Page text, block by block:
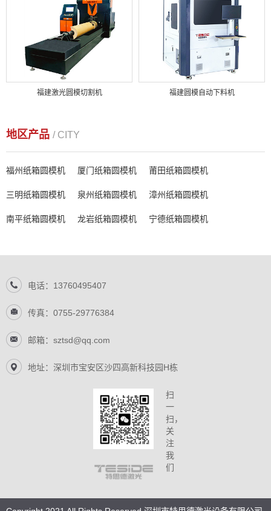
福建激光圆模切割机 福建圆模自动下料机
地区产品 / CITY
福州纸箱圆模机 厦门纸箱圆模机 莆田纸箱圆模机
三明纸箱圆模机 泉州纸箱圆模机 漳州纸箱圆模机
南平纸箱圆模机 龙岩纸箱圆模机 宁德纸箱圆模机
电话：13760495407
传真：0755-29776384
邮箱：sztsd@qq.com
地址：深圳市宝安区沙四高新科技园H栋
扫
一
扫，
关
注
我
们